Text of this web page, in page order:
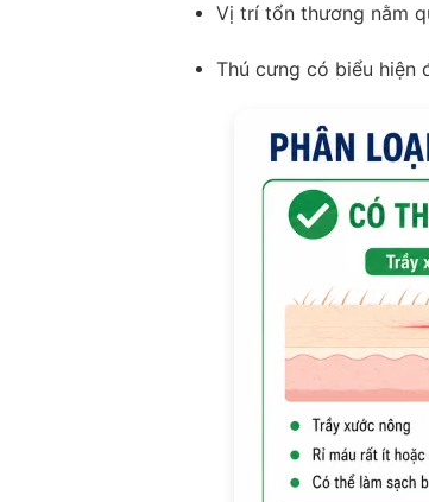
Vị trí tổn thương nằm
Thú cưng có biểu hiện